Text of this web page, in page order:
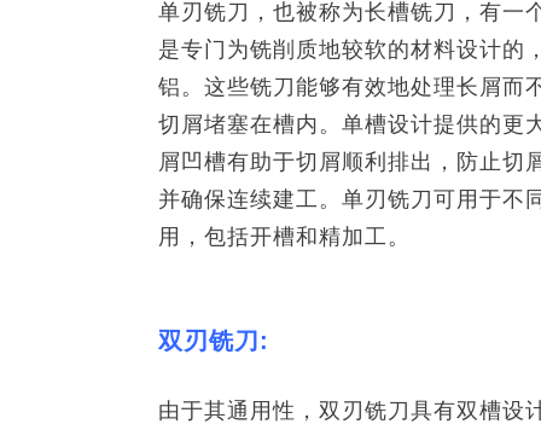
单刃铣刀，也被称为长槽铣刀，有一
是专门为铣削质地较软的材料设计的
铝。这些铣刀能够有效地处理长屑而
切屑堵塞在槽内。单槽设计提供的更
屑凹槽有助于切屑顺利排出，防止切
并确保连续建工。单刃铣刀可用于不
用，包括开槽和精加工。
双刃铣刀:
由于其通用性，双刃铣刀具有双槽设